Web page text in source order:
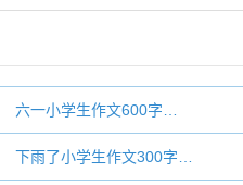
六一小学生作文600字…
下雨了小学生作文300字…